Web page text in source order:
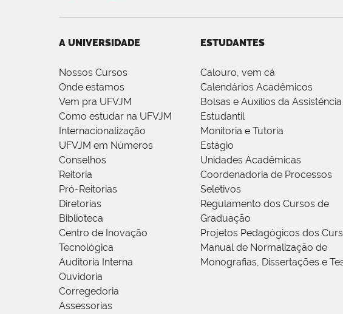
A UNIVERSIDADE
Nossos Cursos
Onde estamos
Vem pra UFVJM
Como estudar na UFVJM
Internacionalização
UFVJM em Números
Conselhos
Reitoria
Pró-Reitorias
Diretorias
Biblioteca
Centro de Inovação
Tecnológica
Auditoria Interna
Ouvidoria
Corregedoria
Assessorias
ESTUDANTES
Calouro, vem cá
Calendários Acadêmicos
Bolsas e Auxílios da Assistência
Estudantil
Monitoria e Tutoria
Estágio
Unidades Acadêmicas
Coordenadoria de Processos
Seletivos
Regulamento dos Cursos de
Graduação
Projetos Pedagógicos dos
Manual de Normalização de
Monografias, Dissertações e